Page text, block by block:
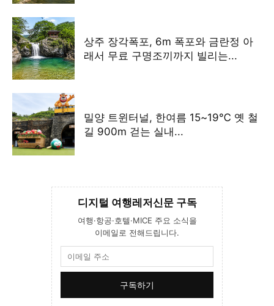
상주 장각폭포, 6m 폭포와 금란정 아
래서 무료 구명조끼까지 빌리는...
밀양 트윈터널, 한여름 15~19℃ 옛 철
길 900m 걷는 실내...
디지털 여행레저신문 구독
여행·항공·호텔·MICE 주요 소식을
이메일로 전해드립니다.
구독하기